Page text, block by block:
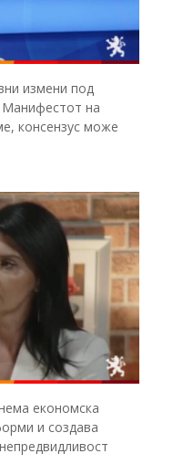
измени под
Манифестот на
консензус може
економска
и создава